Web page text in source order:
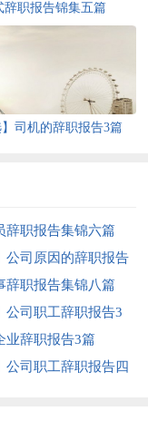
辞职报告锦集五篇
】司机的辞职报告3篇
辞职报告集锦六篇
公司原因的辞职报告
辞职报告集锦八篇
公司职工辞职报告3
业辞职报告3篇
公司职工辞职报告四